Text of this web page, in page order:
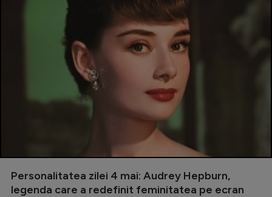
Personalitatea zilei 4 mai: Audrey Hepburn,
legenda care a redefinit feminitatea pe ecran